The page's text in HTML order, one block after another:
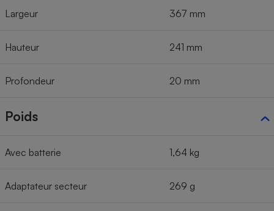
Largeur 367 mm
Hauteur 241 mm
Profondeur 20 mm
Poids
Avec batterie 1,64 kg
Adaptateur secteur 269 g